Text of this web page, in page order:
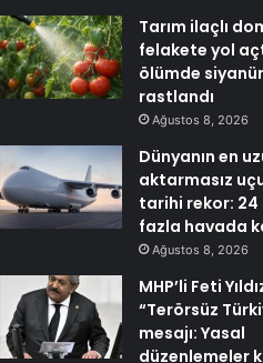
Tarım ilaçlı
felakete yol
ölümde
rastlandı
Ağustos 8, 2026
Dünyanın en
aktarmasız
tarihi rekor:
fazla havada
Ağustos 8, 2026
MHP’li Feti
“Terörsüz
mesajı: Yasal
düzenlemeler